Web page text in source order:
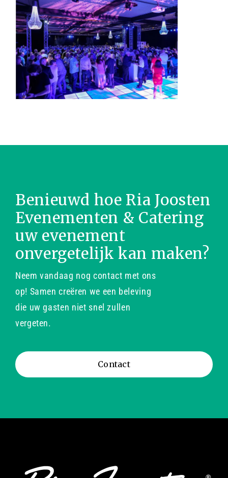
Benieuwd hoe Ria Joosten
Evenementen & Catering
uw evenement
onvergetelijk kan maken?
Neem vandaag nog contact met ons
op! Samen creëren we een beleving
die uw gasten niet snel zullen
vergeten.
Contact